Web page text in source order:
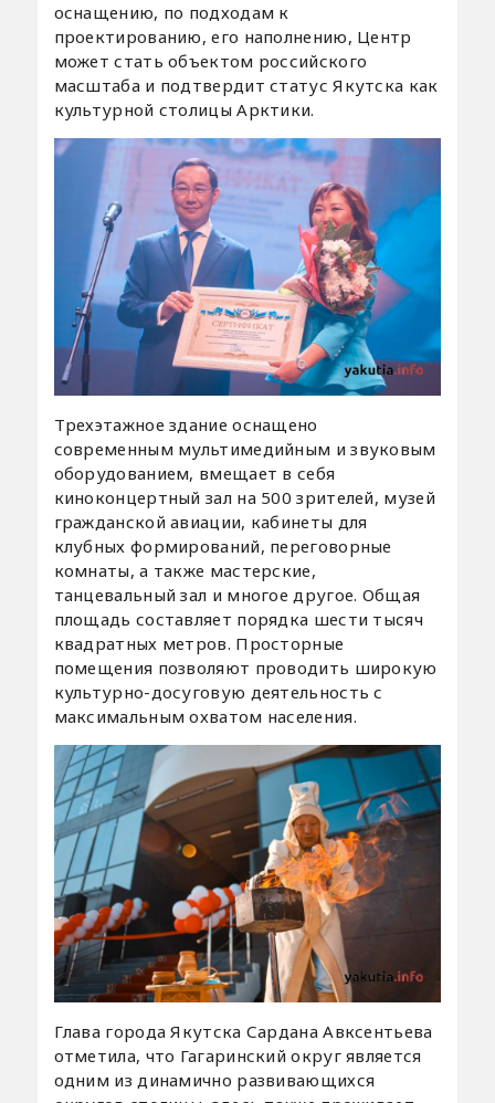
оснащению, по подходам к
проектированию, его наполнению, Центр
может стать объектом российского
масштаба и подтвердит статус Якутска как
культурной столицы Арктики.
Трехэтажное здание оснащено
современным мультимедийным и звуковым
оборудованием, вмещает в себя
киноконцертный зал на 500 зрителей, музей
гражданской авиации, кабинеты для
клубных формирований, переговорные
комнаты, а также мастерские,
танцевальный зал и многое другое. Общая
площадь составляет порядка шести тысяч
квадратных метров. Просторные
помещения позволяют проводить широкую
культурно-досуговую деятельность с
максимальным охватом населения.
Глава города Якутска Сардана Авксентьева
отметила, что Гагаринский округ является
одним из динамично развивающихся